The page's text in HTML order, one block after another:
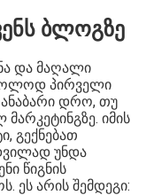
ბლოგზე
და მაღალი
პირველი
დრო, თუ
იმის
გექნებათ
უნდა
წიგნის
ეს არის შემდეგი: